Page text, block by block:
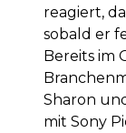
reagiert,
sobald er
Bereits im
Sharon
mit Sony